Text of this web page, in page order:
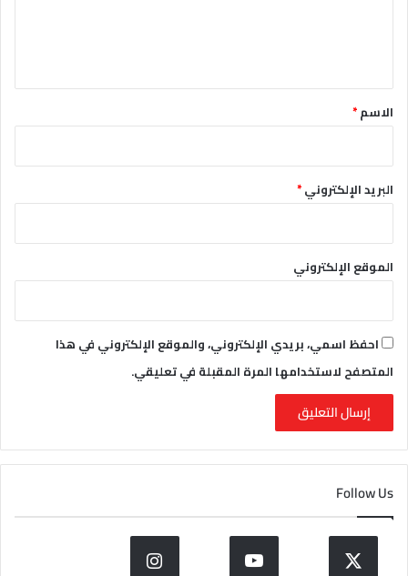
*الاسم*
البريد الإلكتروني*
الموقع الإلكتروني
احفظ اسمي، بريدي الإلكتروني، والموقع الإلكتروني في هذا
المتصفح لاستخدامها المرة المقبلة في تعليقي.
Follow Us